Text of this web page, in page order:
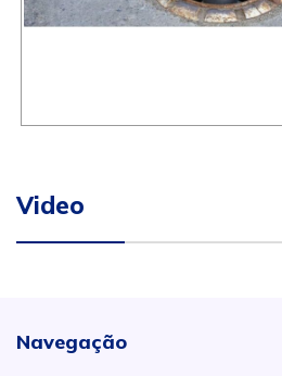
Video
Navegação